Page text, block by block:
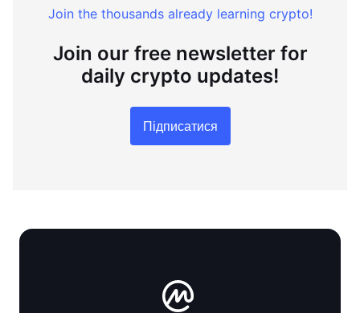
Join the thousands already learning crypto!
Join our free newsletter for
daily crypto updates!
Підписатися